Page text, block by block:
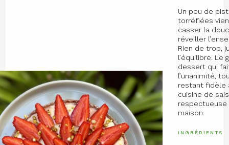
Un peu de
torréfiées
casser la
réveiller
Rien de trop,
l’équilibre. Le
dessert qui
l’unanimité,
restant fidèle
cuisine de
maison.
INGRÉDIENTS